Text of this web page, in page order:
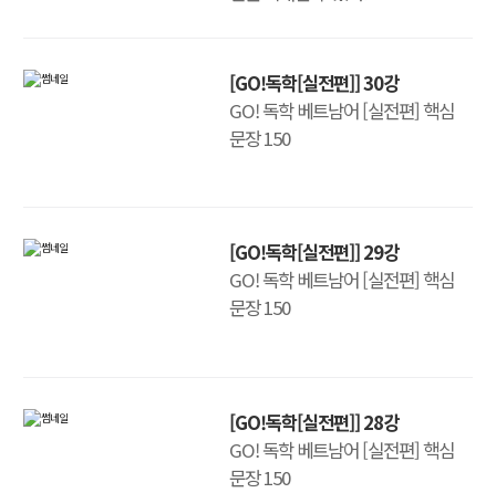
[GO!독학[실전편]] 30강
GO! 독학 베트남어 [실전편] 핵심
문장 150
[GO!독학[실전편]] 29강
GO! 독학 베트남어 [실전편] 핵심
문장 150
[GO!독학[실전편]] 28강
GO! 독학 베트남어 [실전편] 핵심
문장 150